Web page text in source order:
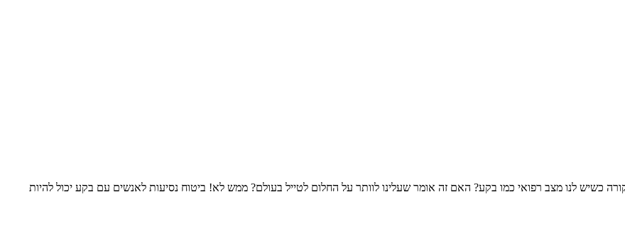
כשיש לנו מצב רפואי כמו בקע? האם זה אומר שעלינו לוותר על החלום לטייל בעולם? ממש לא! ביטוח נסיעות לאנשים עם בקע יכול להיות